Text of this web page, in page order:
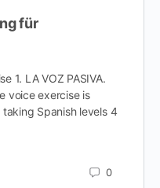
für
1. LA VOZ PASIVA.
voice exercise is
Spanish levels 4
0